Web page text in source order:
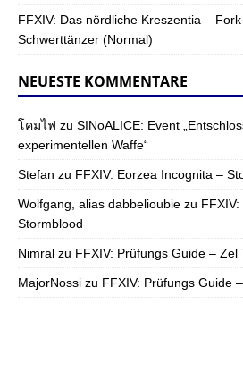
FFXIV: Das nördliche Kreszentia –
Schwerttänzer (Normal)
NEUESTE KOMMENTARE
โคมไฟ zu SINoALICE: Event
experimentellen Waffe“
Stefan zu FFXIV: Eorzea Incognita –
Wolfgang, alias dabbelioubie zu
Stormblood
Nimral zu FFXIV: Prüfungs Guide – Zel
MajorNossi zu FFXIV: Prüfungs Guide